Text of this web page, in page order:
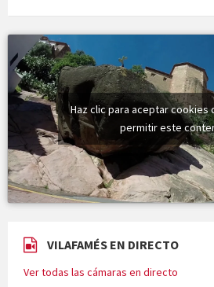
Haz clic para aceptar cookies
permitir este
VILAFAMÉS EN DIRECTO
Ver todas las cámaras en directo